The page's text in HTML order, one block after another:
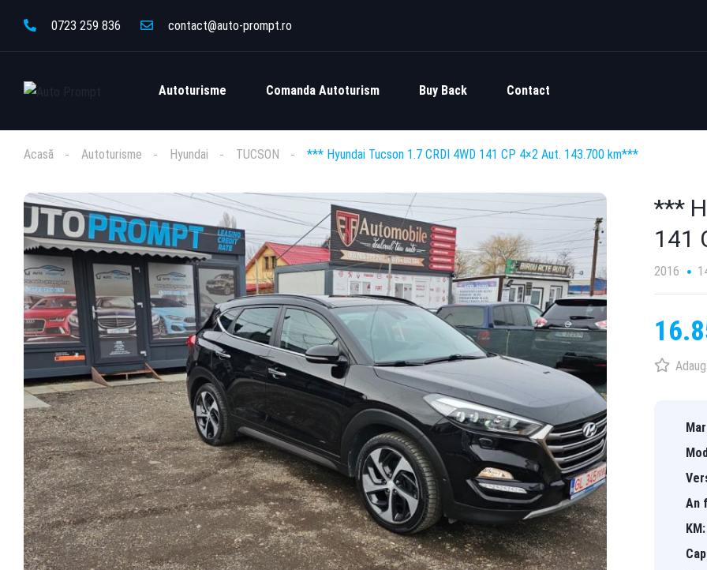
0723 259 836 contact@auto-prompt.ro
Autoturisme Comanda Autoturism Buy Back Contact
Acasă Autoturisme Hyundai TUCSON *** Hyundai Tucson 1.7 CRDI 4WD 141 CP 4×2 Aut. 143.700 km***
***
141
2016
An
KM: